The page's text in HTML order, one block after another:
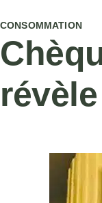
CONSOMMATION